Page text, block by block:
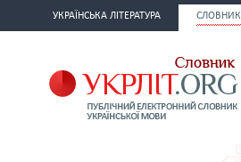
УКРАЇНСЬКА ЛІТЕРАТУРА СЛОВНИК